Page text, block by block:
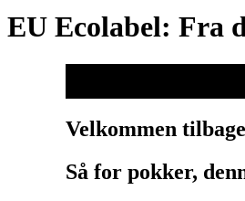
EU Ecolabel: Fra
Velkommen
Så for pokker,